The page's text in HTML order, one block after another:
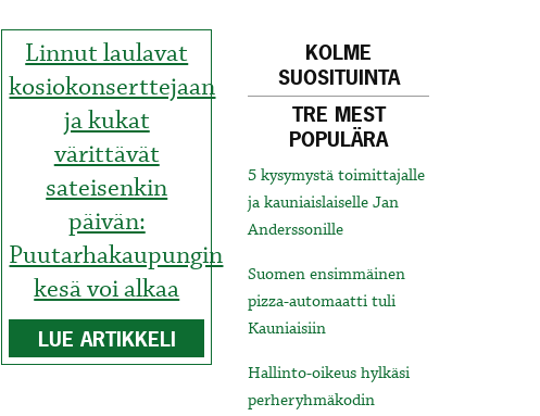
Linnut laulavat
kosiokonserttejaan
ja kukat
värittävät
sateisenkin
päivän:
Puutarhakaupungin
kesä voi alkaa
LUE ARTIKKELI
KOLME
SUOSITUINTA
TRE MEST
POPULÄRA
5 kysymystä toimittajalle
ja kauniaislaiselle Jan
Anderssonille
Suomen ensimmäinen
pizza-automaatti tuli
Kauniaisiin
Hallinto-oikeus hylkäsi
perheryhmäkodin